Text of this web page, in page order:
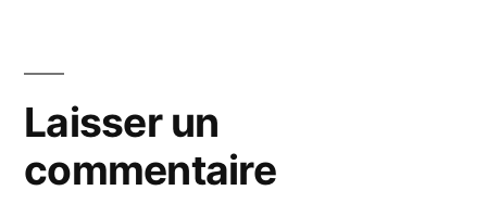
Laisser un
commentaire